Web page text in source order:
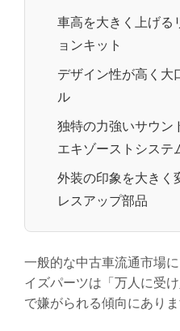
車高を大きく上げる
ョンキット
デザイン性が高く大
ル
独特の力強いサウン
エキゾーストシステ
外装の印象を大きく
レスアップ部品
一般的な中古車流通市場
イズパーツは「万人に受
で嫌がられる傾向にありま